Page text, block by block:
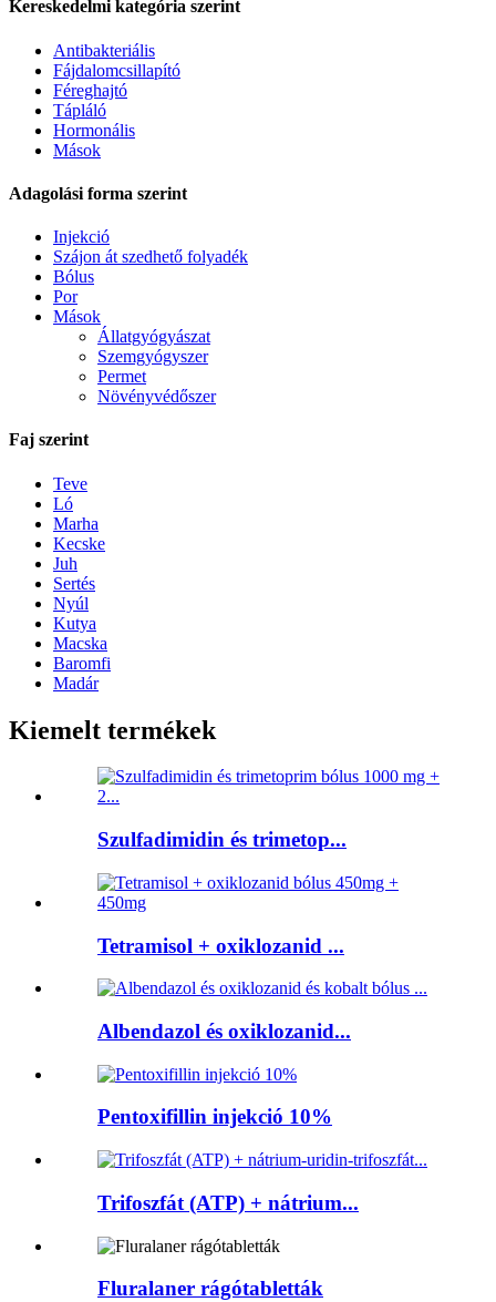
Kereskedelmi kategória szerint
Antibakteriális
Fájdalomcsillapító
Féreghajtó
Tápláló
Hormonális
Mások
Adagolási forma szerint
Injekció
Szájon át szedhető folyadék
Bólus
Por
Mások
Állatgyógyászat
Szemgyógyszer
Permet
Növényvédőszer
Faj szerint
Teve
Ló
Marha
Kecske
Juh
Sertés
Nyúl
Kutya
Macska
Baromfi
Madár
Kiemelt termékek
Szulfadimidin és trimetop...
Tetramisol + oxiklozanid ...
Albendazol és oxiklozanid...
Pentoxifillin injekció 10%
Trifoszfát (ATP) + nátrium...
Fluralaner rágótabletták